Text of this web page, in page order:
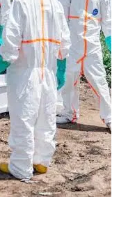
वा
य
र
स
प्र
का
र
के
उ